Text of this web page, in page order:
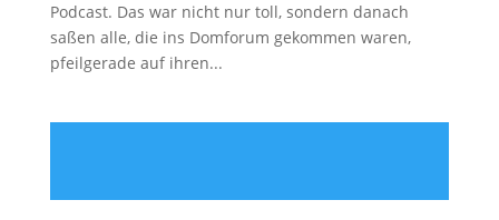
Podcast. Das war nicht nur toll, sondern danach
saßen alle, die ins Domforum gekommen waren,
pfeilgerade auf ihren...